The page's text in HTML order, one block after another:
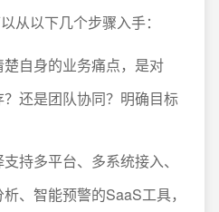
从以下几个步骤入手：
楚自身的业务痛点，是对
还是团队协同？明确目标
持多平台、多系统接入、
、智能预警的SaaS工具，